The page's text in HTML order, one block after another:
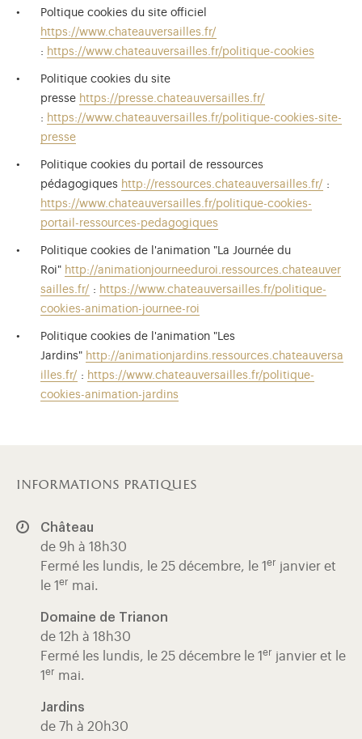
Poltique cookies du site officiel
https://www.chateauversailles.fr/
: https://www.chateauversailles.fr/politique-cookies
Politique cookies du site
presse https://presse.chateauversailles.fr/
: https://www.chateauversailles.fr/politique-cookies-site-
presse
Politique cookies du portail de ressources
pédagogiques http://ressources.chateauversailles.fr/ :
https://www.chateauversailles.fr/politique-cookies-
portail-ressources-pedagogiques
Politique cookies de l'animation "La Journée du
Roi" http://animationjourneeduroi.ressources.chateauver
sailles.fr/ : https://www.chateauversailles.fr/politique-
cookies-animation-journee-roi
Politique cookies de l'animation "Les
Jardins" http://animationjardins.ressources.chateauversa
illes.fr/ : https://www.chateauversailles.fr/politique-
cookies-animation-jardins
informations pratiques
Château
de 9h à 18h30
Fermé les lundis, le 25 décembre, le 1 er janvier et
le 1 er mai.
Domaine de Trianon
de 12h à 18h30
Fermé les lundis, le 25 décembre le 1 er janvier et le
1 er mai.
Jardins
de 7h à 20h30